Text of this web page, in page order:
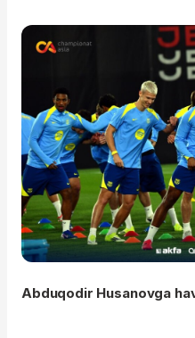
Abduqodir Husanovga